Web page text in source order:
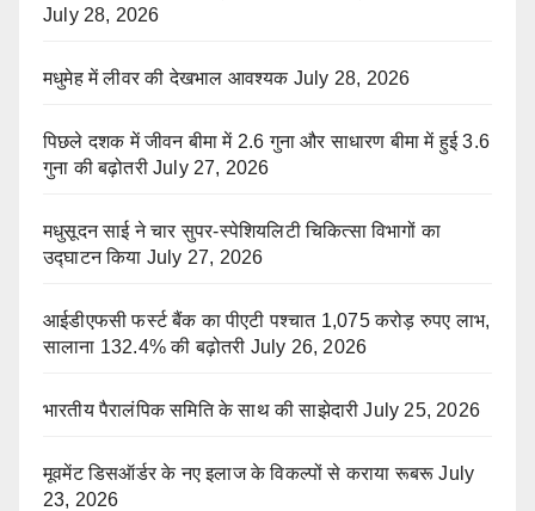
July 28, 2026
मधुमेह में लीवर की देखभाल आवश्यक July 28, 2026
पिछले दशक में जीवन बीमा में 2.6 गुना और साधारण बीमा में हुई 3.6
गुना की बढ़ोतरी July 27, 2026
मधुसूदन साई ने चार सुपर-स्पेशियलिटी चिकित्सा विभागों का
उद्घाटन किया July 27, 2026
आईडीएफसी फर्स्ट बैंक का पीएटी पश्चात 1,075 करोड़ रुपए लाभ,
सालाना 132.4% की बढ़ोतरी July 26, 2026
भारतीय पैरालंपिक समिति के साथ की साझेदारी July 25, 2026
मूवमेंट डिसऑर्डर के नए इलाज के विकल्पों से कराया रूबरू July
23, 2026